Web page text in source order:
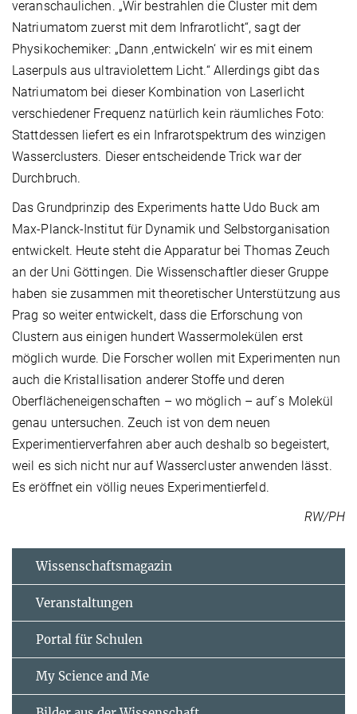
veranschaulichen. „Wir bestrahlen die Cluster mit dem
Natriumatom zuerst mit dem Infrarotlicht“, sagt der
Physikochemiker: „Dann ,entwickeln‘ wir es mit einem
Laserpuls aus ultraviolettem Licht.“ Allerdings gibt das
Natriumatom bei dieser Kombination von Laserlicht
verschiedener Frequenz natürlich kein räumliches Foto:
Stattdessen liefert es ein Infrarotspektrum des winzigen
Wasserclusters. Dieser entscheidende Trick war der
Durchbruch.
Das Grundprinzip des Experiments hatte Udo Buck am
Max-Planck-Institut für Dynamik und Selbstorganisation
entwickelt. Heute steht die Apparatur bei Thomas Zeuch
an der Uni Göttingen. Die Wissenschaftler dieser Gruppe
haben sie zusammen mit theoretischer Unterstützung aus
Prag so weiter entwickelt, dass die Erforschung von
Clustern aus einigen hundert Wassermolekülen erst
möglich wurde. Die Forscher wollen mit Experimenten nun
auch die Kristallisation anderer Stoffe und deren
Oberflächeneigenschaften – wo möglich – auf´s Molekül
genau untersuchen. Zeuch ist von dem neuen
Experimentierverfahren aber auch deshalb so begeistert,
weil es sich nicht nur auf Wassercluster anwenden lässt.
Es eröffnet ein völlig neues Experimentierfeld.
RW/PH
Wissenschaftsmagazin
Veranstaltungen
Portal für Schulen
My Science and Me